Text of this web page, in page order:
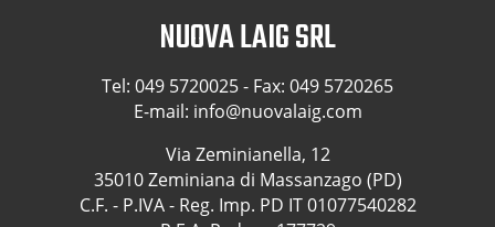
NUOVA LAIG SRL
Tel: 049 5720025- Fax: 049 5720265
E-mail: info@nuovalaig.com
Via Zeminianella, 12
35010 Zeminiana di Massanzago (PD)
C.F. - P.IVA - Reg. Imp. PD IT 01077540282